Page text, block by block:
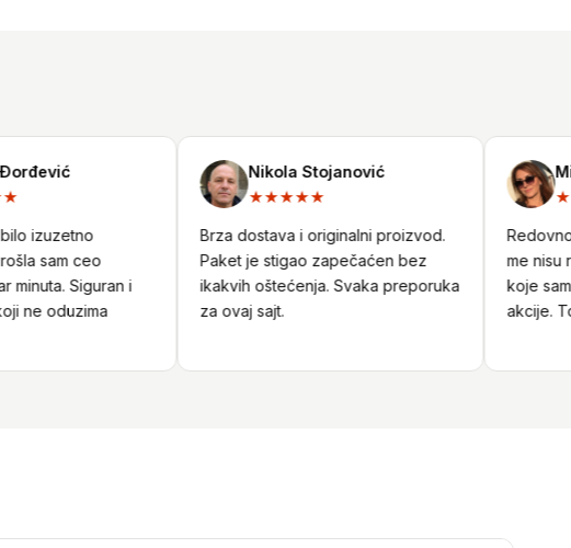
izuzetno
sam ceo
Siguran i
oduzima
Nikola Stojanović
★★★★★
Brza dostava i originalni proizvod.
Paket je stigao zapečaćen bez
ikakvih oštećenja. Svaka preporuka
za ovaj sajt.
Redovno
me nisu
koje sam
akcije.